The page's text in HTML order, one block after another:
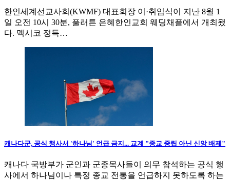
한인세계선교사회(KWMF) 대표회장 이·취임식이 지난 8월 1
일 오전 10시 30분, 풀러튼 은혜한인교회 웨딩채플에서 개최됐
다. 멕시코 정득…
캐나다군, 공식 행사서 '하나님' 언급 금지... 교계 "종교 중립 아닌 신앙 배제"
캐나다 국방부가 군인과 군종목사들이 의무 참석하는 공식 행
사에서 하나님이나 특정 종교 전통을 언급하지 못하도록 하는